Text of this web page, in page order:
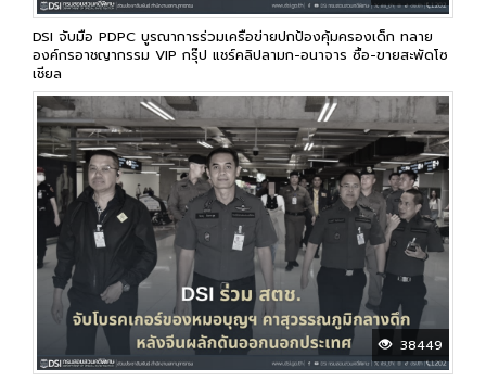
DSI จับมือ PDPC บูรณาการร่วมเครือข่ายปกป้องคุ้มครองเด็ก ทลาย
องค์กรอาชญากรรม VIP กรุ๊ป แชร์คลิปลามก-อนาจาร ซื้อ-ขายสะพัดโซ
เชียล
38449